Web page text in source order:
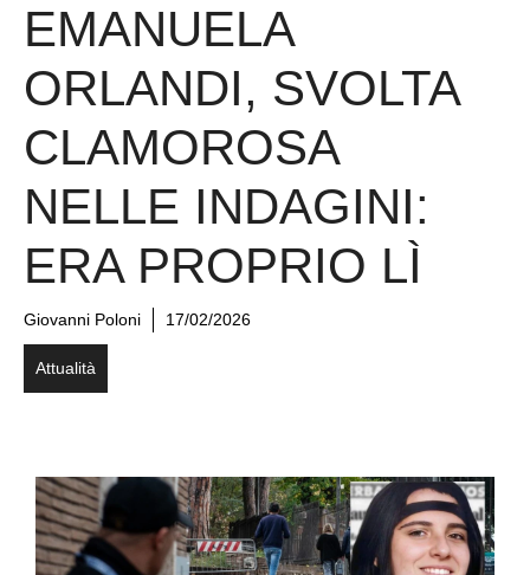
EMANUELA
ORLANDI, SVOLTA
CLAMOROSA
NELLE INDAGINI:
ERA PROPRIO LÌ
Giovanni Poloni 17/02/2026
Attualità